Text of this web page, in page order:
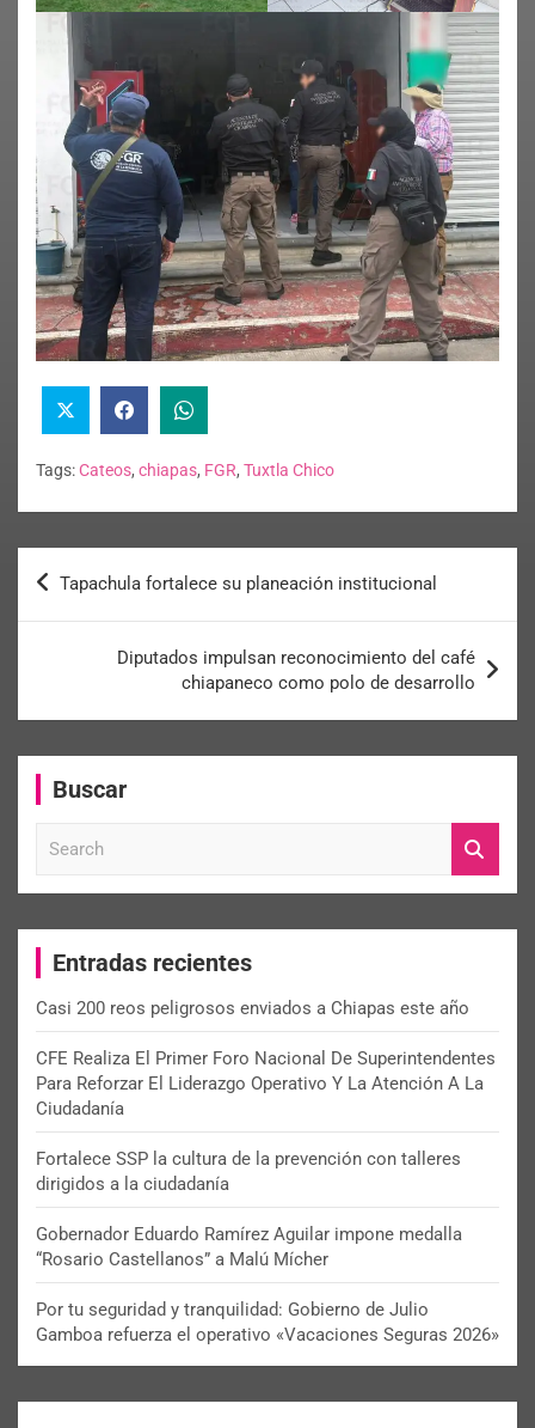
Tags:Cateos, chiapas, FGR, Tuxtla Chico
Tapachula fortalece su planeación institucional
Diputados impulsan reconocimiento del café
chiapaneco como polo de desarrollo
Buscar
c
Entradas recientes
Casi 200 reos peligrosos enviados a Chiapas este año
CFE Realiza El Primer Foro Nacional De Superintendentes
Para Reforzar El Liderazgo Operativo Y La Atención A La
Ciudadanía
Fortalece SSP la cultura de la prevención con talleres
dirigidos a la ciudadanía
Gobernador Eduardo Ramírez Aguilar impone medalla
“Rosario Castellanos” a Malú Mícher
Por tu seguridad y tranquilidad: Gobierno de Julio
Gamboa refuerza el operativo «Vacaciones Seguras 2026»